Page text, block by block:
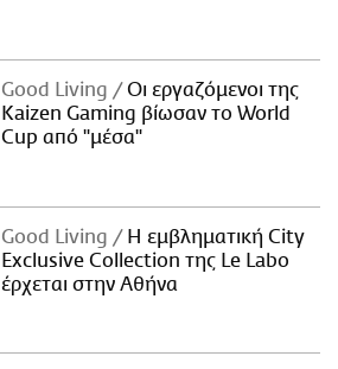
Good Living
Οι εργαζόμενοι της
Kaizen Gaming βίωσαν το World
Cup από "μέσα"
Good Living
Η εμβληματική City
Exclusive Collection της Le Labo
έρχεται στην Αθήνα